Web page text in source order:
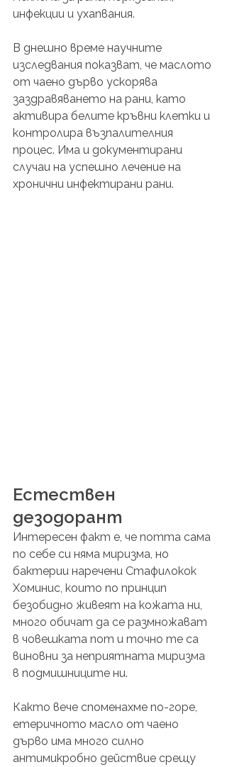
инфекции и ухапвания.
В днешно време научните
изследвания показват, че маслото
от чаено дърво ускорява
заздравяването на рани, като
активира белите кръвни клетки и
контролира възпалителния
процес. Има и документирани
случаи на успешно лечение на
хронични инфектирани рани.
Естествен
дезодорант
Интересен факт е, че потта сама
по себе си няма миризма, но
бактерии наречени Стафилокок
Хоминис, които по принцип
безобидно живеят на кожата ни,
много обичат да се размножават
в човешката пот и точно те са
виновни за неприятната миризма
в подмишниците ни.
Както вече споменахме по-горе,
етеричното масло от чаено
дърво има много силно
антимикробно действие срещу